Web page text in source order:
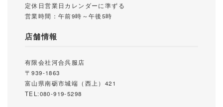
定休日営業日カレンダーに準ずる
営業時間：午前9時～午後5時
店舗情報
有限会社河合呉服店
〒939-1863
富山県南砺市城端（西上）421
TEL:080-919-5298